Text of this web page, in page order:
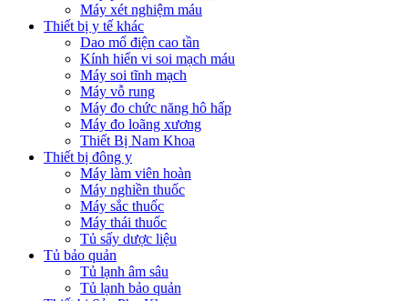
Máy xét nghiệm máu
Thiết bị y tế khác
Dao mổ điện cao tần
Kính hiển vi soi mạch máu
Máy soi tĩnh mạch
Máy vỗ rung
Máy đo chức năng hô hấp
Máy đo loãng xương
Thiết Bị Nam Khoa
Thiết bị đông y
Máy làm viên hoàn
Máy nghiền thuốc
Máy sắc thuốc
Máy thái thuốc
Tủ sấy dược liệu
Tủ bảo quản
Tủ lạnh âm sâu
Tủ lạnh bảo quản